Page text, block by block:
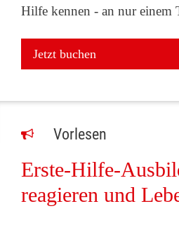
Hilfe kennen - an nur einem
Jetzt buchen
Vorlesen
Erste-Hilfe-
reagieren und